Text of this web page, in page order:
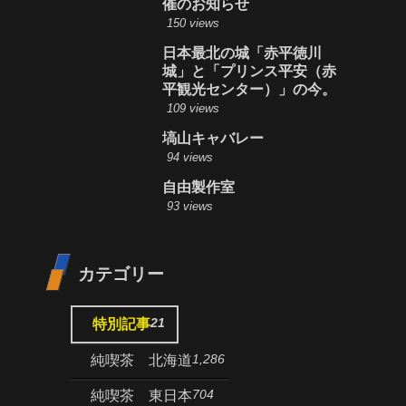
催のお知らせ
150 views
日本最北の城「赤平徳川
城」と「プリンス平安（赤
平観光センター）」の今。
109 views
塙山キャバレー
94 views
自由製作室
93 views
カテゴリー
特別記事21
純喫茶 北海道1,286
純喫茶 東日本704